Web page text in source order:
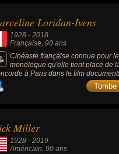
Loridan-Ivens
1928 - 2018
Française, 90 ans
Cinéaste française connue pour le
monologue qu'elle tient place de
à Paris dans le film
Jean Rouch et Edgar Morin, «
été » (1961), qui est l'un des
Miller
1928 - 2019
Américain, 90 ans